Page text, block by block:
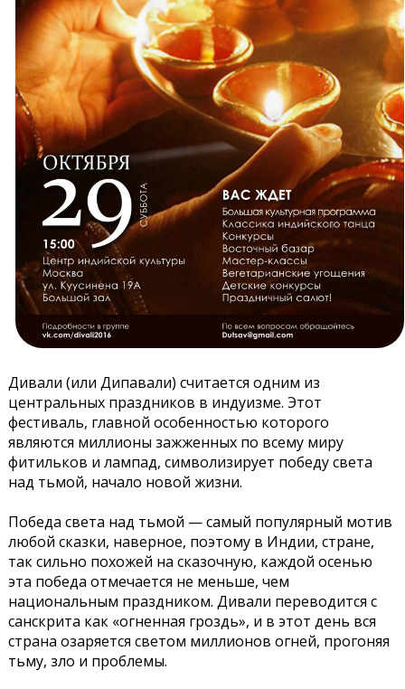
Дивали (или Дипавали) считается одним из
центральных праздников в индуизме. Этот
фестиваль, главной особенностью которого
являются миллионы зажженных по всему миру
фитильков и лампад, символизирует победу света
над тьмой, начало новой жизни.
Победа света над тьмой — самый популярный мотив
любой сказки, наверное, поэтому в Индии, стране,
так сильно похожей на сказочную, каждой осенью
эта победа отмечается не меньше, чем
национальным праздником. Дивали переводится с
санскрита как «огненная гроздь», и в этот день вся
страна озаряется светом миллионов огней, прогоняя
тьму, зло и проблемы.